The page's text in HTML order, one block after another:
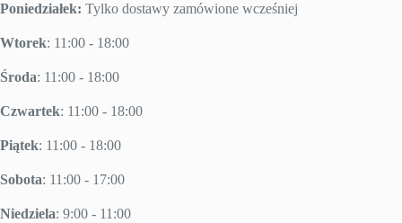
Poniedziałek: Tylko dostawy zamówione wcześniej
Wtorek: 11:00 - 18:00
Środa: 11:00 - 18:00
Czwartek: 11:00 - 18:00
Piątek: 11:00 - 18:00
Sobota: 11:00 - 17:00
Niedziela: 9:00 - 11:00